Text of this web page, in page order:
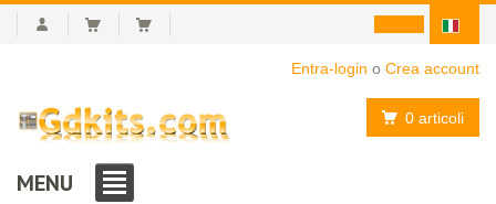
Entra-login o Crea account
0 articoli
MENU